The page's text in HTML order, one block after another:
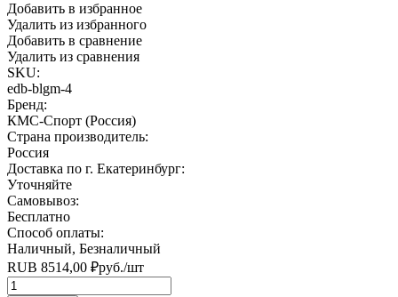
Добавить в избранное
Удалить из избранного
Добавить в сравнение
Удалить из сравнения
SKU:
edb-blgm-4
Бренд:
КМС-Спорт (Россия)
Страна производитель:
Россия
Доставка по г. Екатеринбург:
Уточняйте
Самовывоз:
Бесплатно
Способ оплаты:
Наличный, Безналичный
RUB 8514,00 ₽руб./шт
Quantity